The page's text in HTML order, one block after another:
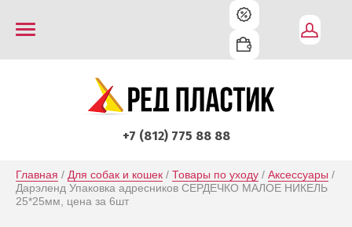
+7 (812) 775 88 88
Главная / Для собак и кошек / Товары по уходу / Аксессуары /
Дарэленд Упаковка адресников СЕРДЕЧКО МАЛОЕ НИКЕЛЬ
25*25мм, цена за 6шт